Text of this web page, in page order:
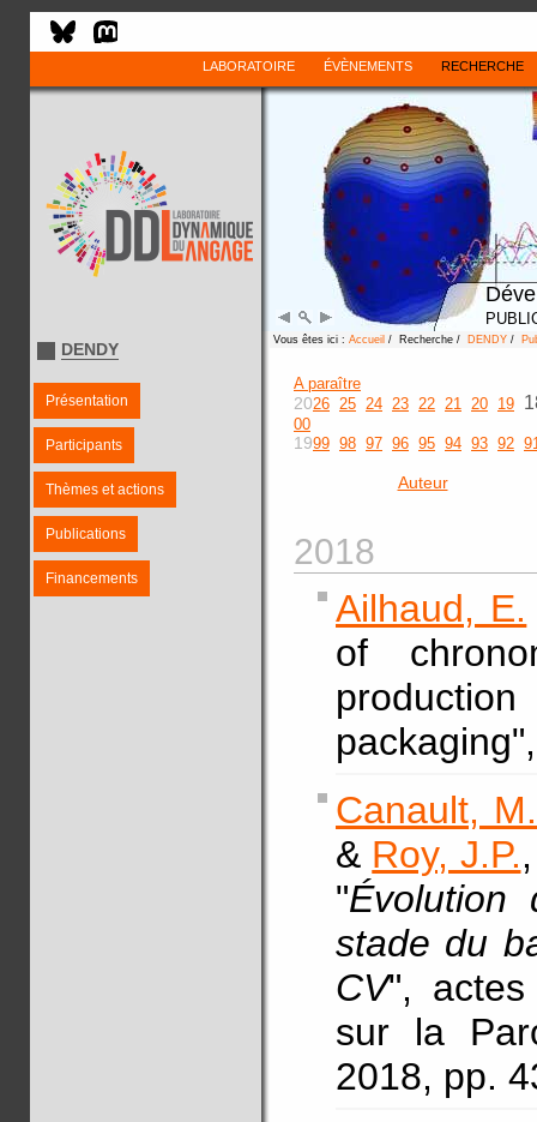
LABORATOIRE ÉVÈNEMENTS RECHERCHE
DENDY
Présentation
Participants
Thèmes et actions
Publications
Financements
Vous êtes ici : Accueil / Recherche / DENDY /
A paraître
2026 25 24 23 22 21 20 19
00
1999 98 97 96 95 94 93 92
Auteur
2018
Ailhaud, E.
of
Canault, M.
& Roy, J.P.
"Évolution
stade du
CV", actes
sur la
2018, pp.